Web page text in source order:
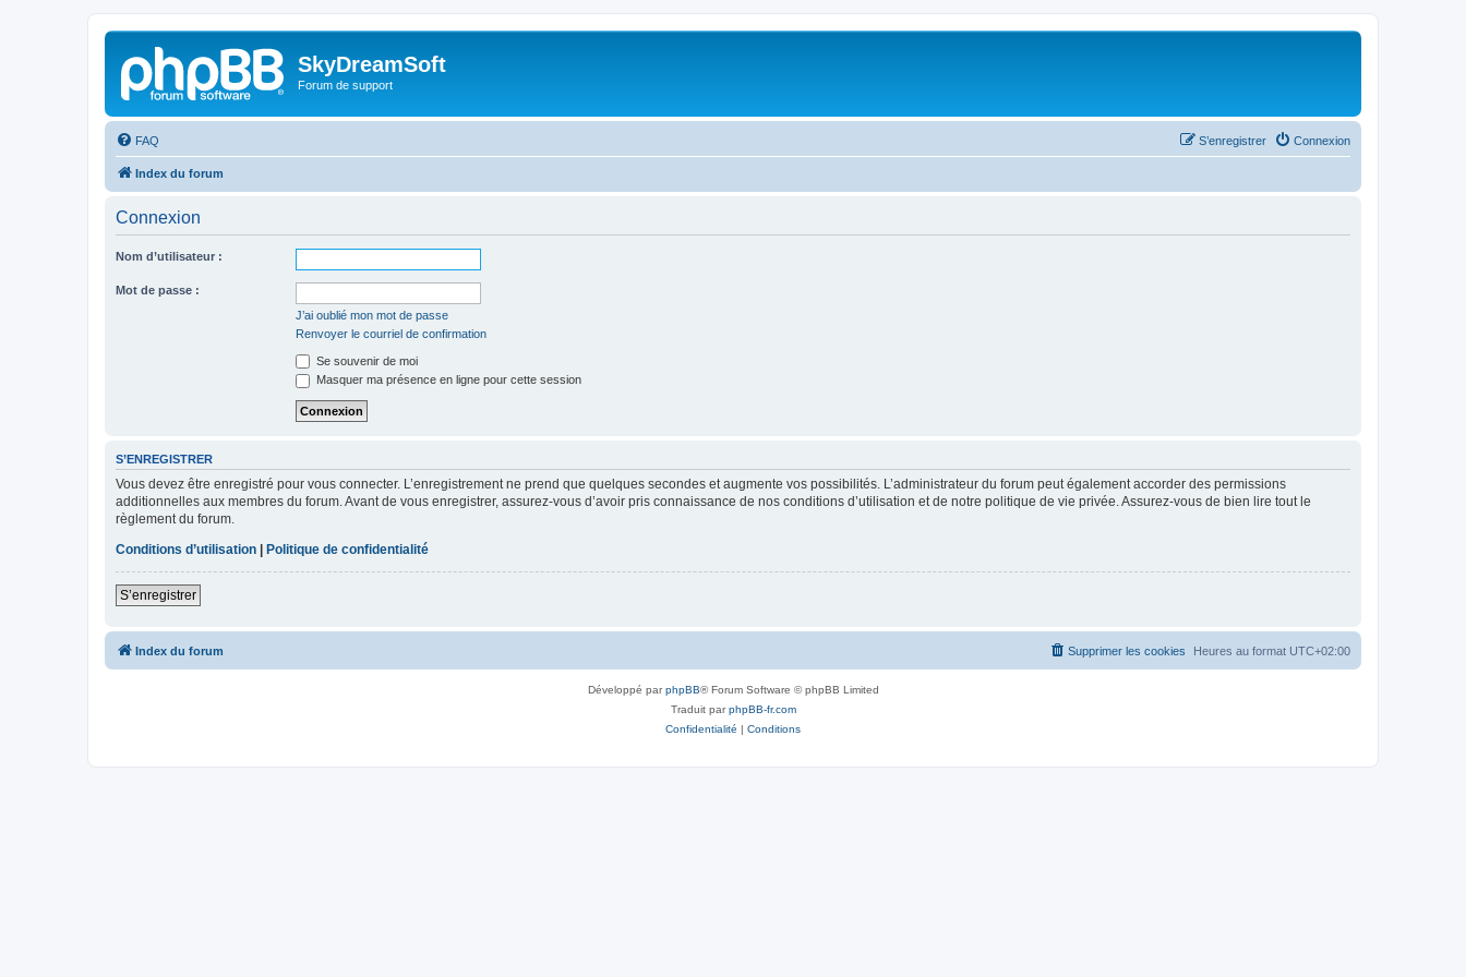
SkyDreamSoft
Forum de support
FAQ Connexion
S’enregistrer
Index du forum
Connexion
Nom d’utilisateur :
Mot de passe :
J’ai oublié mon mot de passe
Renvoyer le courriel de confirmation
Se souvenir de moi
Masquer ma présence en ligne pour cette session
S’ENREGISTRER
Vous devez être enregistré pour vous connecter. L’enregistrement ne prend que quelques secondes et augmente vos possibilités. L’administrateur du forum peut également accorder des permissions
additionnelles aux membres du forum. Avant de vous enregistrer, assurez-vous d’avoir pris connaissance de nos conditions d’utilisation et de notre politique de vie privée. Assurez-vous de bien lire tout le
règlement du forum.
Conditions d’utilisation
Politique de confidentialité
S’enregistrer
Index du forum Heures au format UTC+02:00
Supprimer les cookies
Développé parphpBB® Forum Software © phpBB Limited
Traduit parphpBB-fr.com
Confidentialité | Conditions